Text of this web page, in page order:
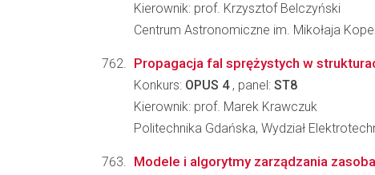
Kierownik: prof. Krzysztof Belczyński
Centrum Astronomiczne im. Mikołaja
Propagacja fal sprężystych w
Konkurs: OPUS 4, panel: ST8
Kierownik: prof. Marek Krawczuk
Politechnika Gdańska, Wydział
Modele i algorytmy zarządzania